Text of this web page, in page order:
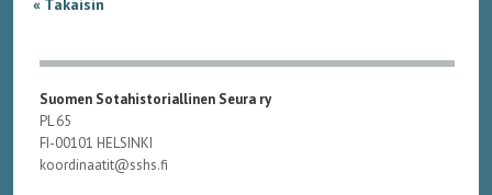
« Takaisin
Suomen Sotahistoriallinen Seura ry
PL 65
FI-00101 HELSINKI
koordinaatit@sshs.fi